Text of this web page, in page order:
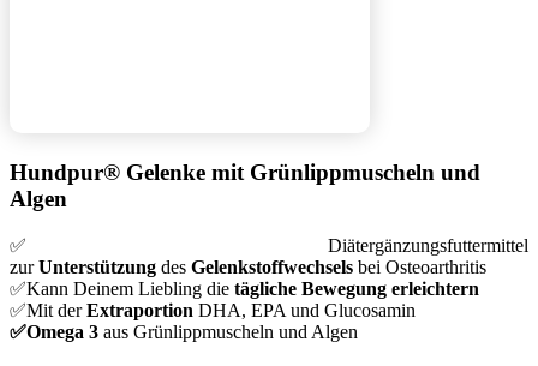
Hundpur® Gelenke mit Grünlippmuscheln und
Algen
✅Diätergänzungsfuttermittel
zurUnterstützung des Gelenkstoffwechsels bei Osteoarthritis
✅Kann Deinem Liebling die tägliche Bewegung erleichtern
✅Mit derExtraportion DHA, EPA und Glucosamin
✅Omega 3 aus Grünlippmuscheln und Algen